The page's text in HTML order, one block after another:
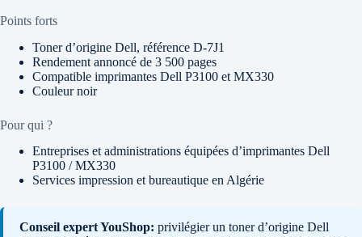
Points forts
Toner d’origine Dell, référence D-7J1
Rendement annoncé de 3 500 pages
Compatible imprimantes Dell P3100 et MX330
Couleur noir
Pour qui ?
Entreprises et administrations équipées d’imprimantes Dell
P3100 / MX330
Services impression et bureautique en Algérie
Conseil expert YouShop: privilégier un toner d’origine Dell